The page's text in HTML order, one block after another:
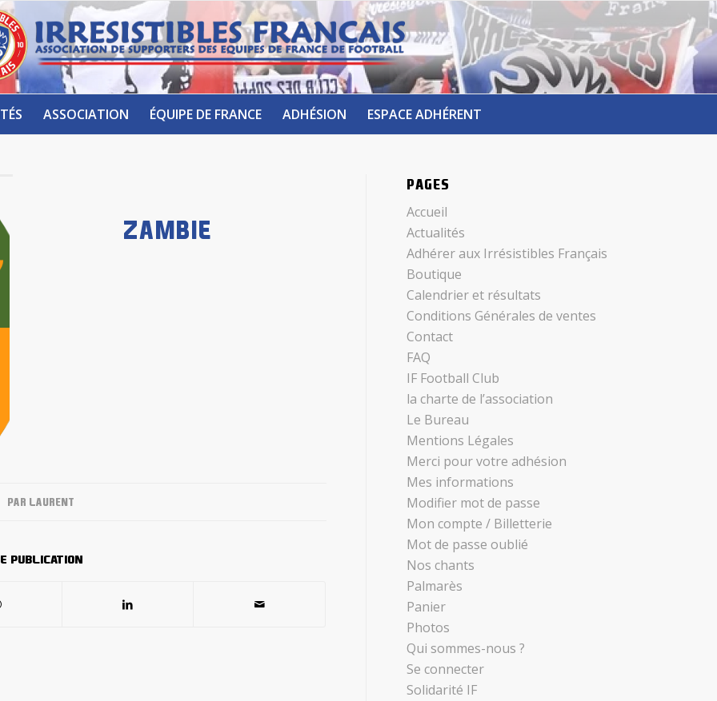
ASSOCIATION ÉQUIPE DE FRANCE ADHÉSION ESPACE ADHÉRENT
ZAMBIE
PAR LAURENT
publication
PAGES
Accueil
Actualités
Adhérer aux Irrésistibles Français
Boutique
Calendrier et résultats
Conditions Générales de ventes
Contact
FAQ
IF Football Club
la charte de l’association
Le Bureau
Mentions Légales
Merci pour votre adhésion
Mes informations
Modifier mot de passe
Mon compte / Billetterie
Mot de passe oublié
Nos chants
Palmarès
Panier
Photos
Qui sommes-nous ?
Se connecter
Solidarité IF